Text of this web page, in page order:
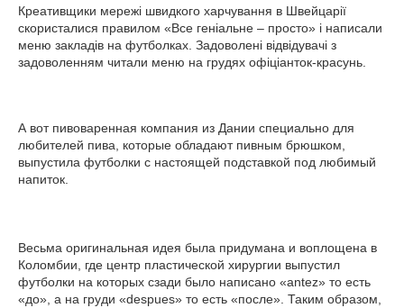
Креативщики мережі швидкого харчування в Швейцарії
скористалися правилом «Все геніальне – просто» і написали
меню закладів на футболках. Задоволені відвідувачі з
задоволенням читали меню на грудях офіціанток-красунь.
А вот пивоваренная компания из Дании специально для
любителей пива, которые обладают пивным брюшком,
выпустила футболки с настоящей подставкой под любимый
напиток.
Весьма оригинальная идея была придумана и воплощена в
Коломбии, где центр пластической хирургии выпустил
футболки на которых сзади было написано «antez» то есть
«до», а на груди «despues» то есть «после». Таким образом,